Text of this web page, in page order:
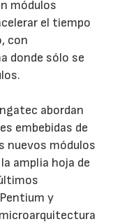
módulos
el tiempo
con
donde sólo se
abordan
embebidas de
nuevos módulos
amplia hoja de
y